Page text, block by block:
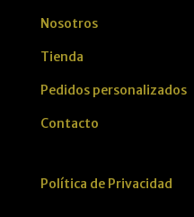
Nosotros
Tienda
Pedidos personalizados
Contacto
Política de Privacidad